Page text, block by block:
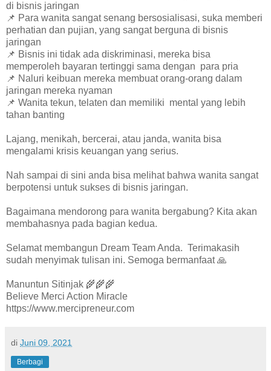
di bisnis jaringan
📌 Para wanita sangat senang bersosialisasi, suka memberi
perhatian dan pujian, yang sangat berguna di bisnis
jaringan
📌 Bisnis ini tidak ada diskriminasi, mereka bisa
memperoleh bayaran tertinggi sama dengan para pria
📌 Naluri keibuan mereka membuat orang-orang dalam
jaringan mereka nyaman
📌 Wanita tekun, telaten dan memiliki mental yang lebih
tahan banting
Lajang, menikah, bercerai, atau janda, wanita bisa
mengalami krisis keuangan yang serius.
Nah sampai di sini anda bisa melihat bahwa wanita sangat
berpotensi untuk sukses di bisnis jaringan.
Bagaimana mendorong para wanita bergabung? Kita akan
membahasnya pada bagian kedua.
Selamat membangun Dream Team Anda. Terimakasih
sudah menyimak tulisan ini. Semoga bermanfaat 🙏
Manuntun Sitinjak 🌾🌾🌾
Believe Merci Action Miracle
https://www.mercipreneur.com
di Juni 09, 2021
Berbagi